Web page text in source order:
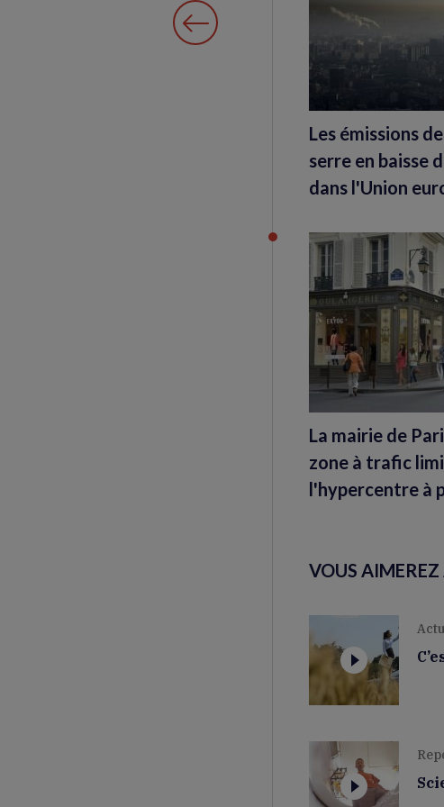
Les émissions
serre en baisse
dans l'Union
La mairie de
zone à trafic
l'hypercentre à
VOUS AIMEREZ